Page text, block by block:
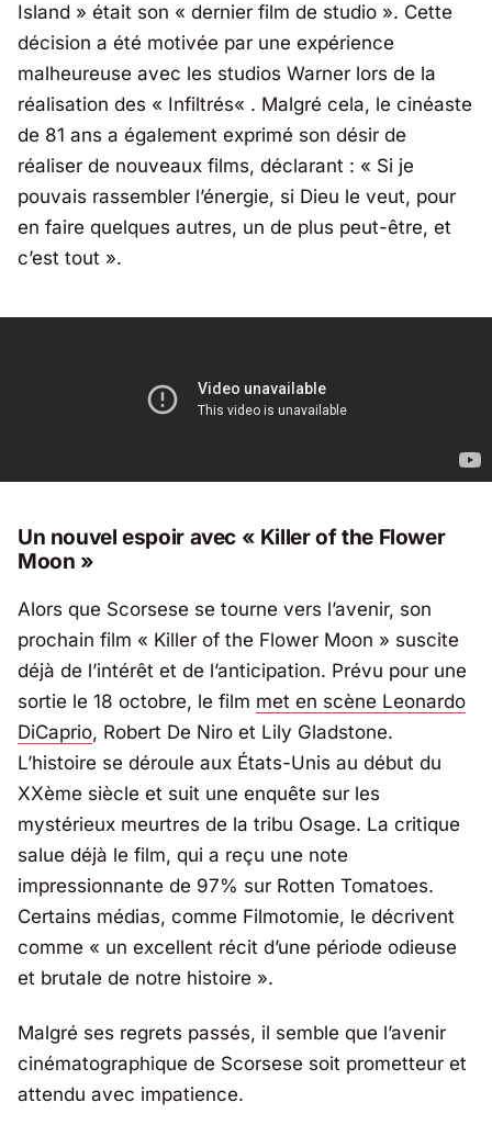
Island » était son « dernier film de studio ». Cette
décision a été motivée par une expérience
malheureuse avec les studios Warner lors de la
réalisation des « Infiltrés« . Malgré cela, le cinéaste
de 81 ans a également exprimé son désir de
réaliser de nouveaux films, déclarant : « Si je
pouvais rassembler l’énergie, si Dieu le veut, pour
en faire quelques autres, un de plus peut-être, et
c’est tout ».
Un nouvel espoir avec « Killer of the Flower
Moon »
Alors que Scorsese se tourne vers l’avenir, son
prochain film « Killer of the Flower Moon » suscite
déjà de l’intérêt et de l’anticipation. Prévu pour une
sortie le 18 octobre, le film met en scène Leonardo
DiCaprio, Robert De Niro et Lily Gladstone.
L’histoire se déroule aux États-Unis au début du
XXème siècle et suit une enquête sur les
mystérieux meurtres de la tribu Osage. La critique
salue déjà le film, qui a reçu une note
impressionnante de 97% sur Rotten Tomatoes.
Certains médias, comme Filmotomie, le décrivent
comme « un excellent récit d’une période odieuse
et brutale de notre histoire ».
Malgré ses regrets passés, il semble que l’avenir
cinématographique de Scorsese soit prometteur et
attendu avec impatience.